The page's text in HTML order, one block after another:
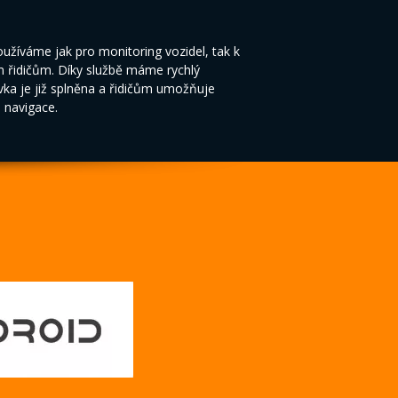
jak pro monitoring vozidel, tak k
řidičům. Díky službě máme rychlý
je již splněna a řidičům umožňuje